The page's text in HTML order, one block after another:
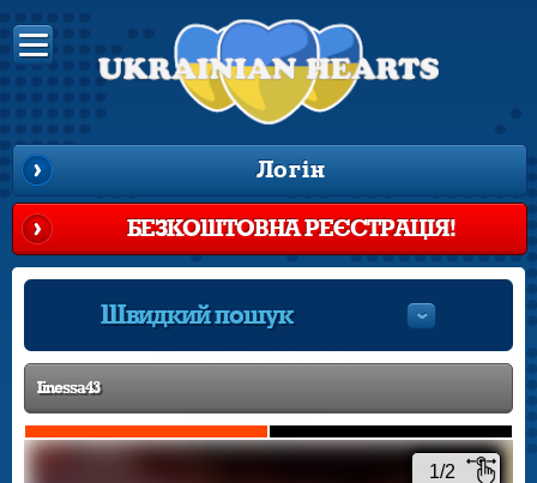
Логін
БЕЗКОШТОВНА РЕЄСТРАЦІЯ!
Швидкий пошук
Iinessa43
1/2